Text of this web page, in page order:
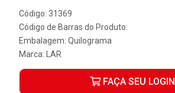
Código: 31369
Código de Barras do Produto:
Embalagem: Quilograma
Marca:
LAR
FAÇA SEU LOGIN